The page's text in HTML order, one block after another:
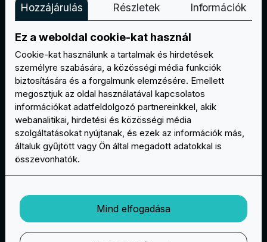
illeszkedjenek az anyag természetes
textúrájához.
Befejezés: Mindenképpen ellenőrizze a
tervét, hogy nincs-e benne hiba vagy
hiányosság. Ha elégedett az eredménnyel,
tollal vagy filctollal átfuttathatja a
körvonalakat, hogy azok határozottabbak
legyenek.
Ne feledje, hogy a gyakorlat teszi a mestert,
ezért ne féljen kísérletezni és különböző
technikákat kipróbálni. Ha pedig nem érzed
készített mintát, bármikor fordulhatsz egy
művészhez vagy tervezőhöz, aki segít neked
elkészíteni a személyre szabott foltot.
Hozzájárulás Részletek Információk
Ez a weboldal cookie-kat használ
Cookie-kat használunk a tartalmak és hirdetések
személyre szabására, a közösségi média funkciók
biztosítására és a forgalmunk elemzésére. Emellett
megosztjuk az oldal használatával kapcsolatos
információkat adatfeldolgozó partnereinkkel, akik
webanalitikai, hirdetési és közösségi média
szolgáltatásokat nyújtanak, és ezek az információk más,
általuk gyűjtött vagy Ön által megadott adatokkal is
összevonhatók.
Mind elfogadása